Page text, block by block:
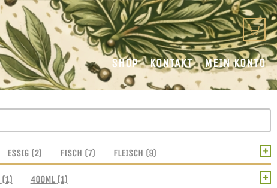
SHOP KONTAKT MEIN KONTO
ESSIG (2) FISCH (7) FLEISCH (9)
+
(1) 400ML (1)
+